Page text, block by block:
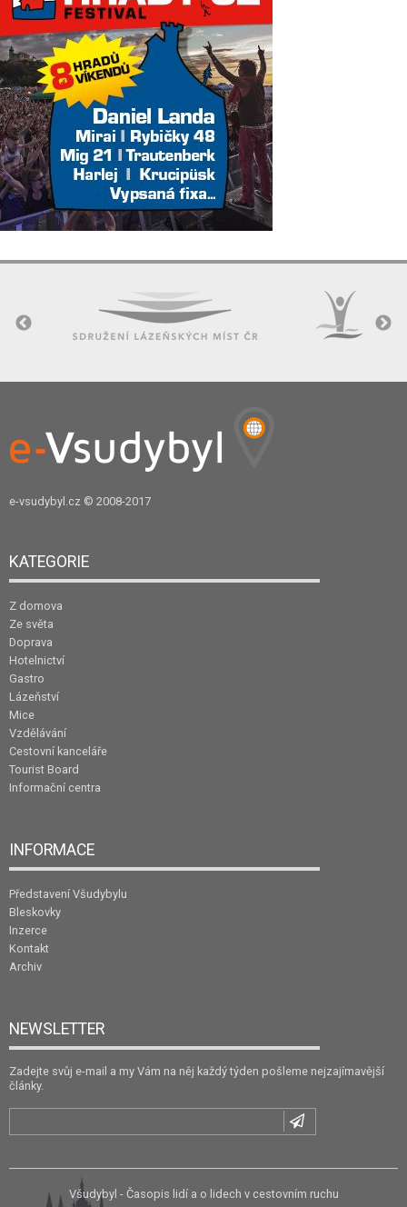
e-vsudybyl.cz © 2008-2017
KATEGORIE
Z domova
Ze světa
Doprava
Hotelnictví
Gastro
Lázeňství
Mice
Vzdělávání
Cestovní kanceláře
Tourist Board
Informační centra
INFORMACE
Představení Všudybylu
Bleskovky
Inzerce
Kontakt
Archiv
NEWSLETTER
Zadejte svůj e-mail a my Vám na něj každý týden pošleme nejzajímavější
články.
Všudybyl - Časopis lidí a o lidech v cestovním ruchu